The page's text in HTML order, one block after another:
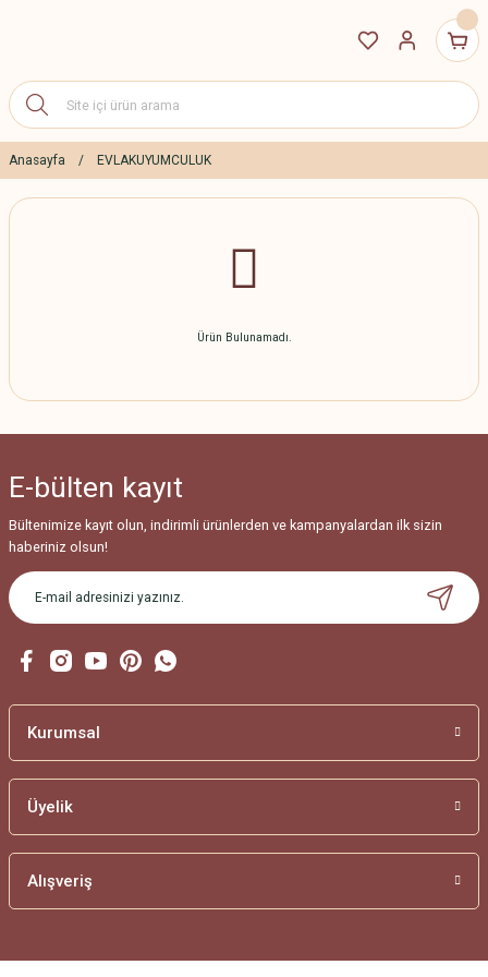
Anasayfa EVLAKUYUMCULUK
Ürün Bulunamadı.
E-bülten kayıt
Bültenimize kayıt olun, indirimli ürünlerden ve kampanyalardan ilk sizin
haberiniz olsun!
Kurumsal
Üyelik
Alışveriş